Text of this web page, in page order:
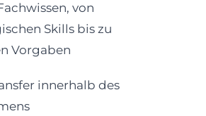
von
Skills bis zu
Vorgaben
innerhalb des